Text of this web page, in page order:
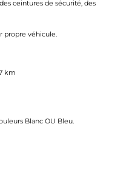
ceintures de sécurité, des
propre véhicule.
km
Blanc OU Bleu.